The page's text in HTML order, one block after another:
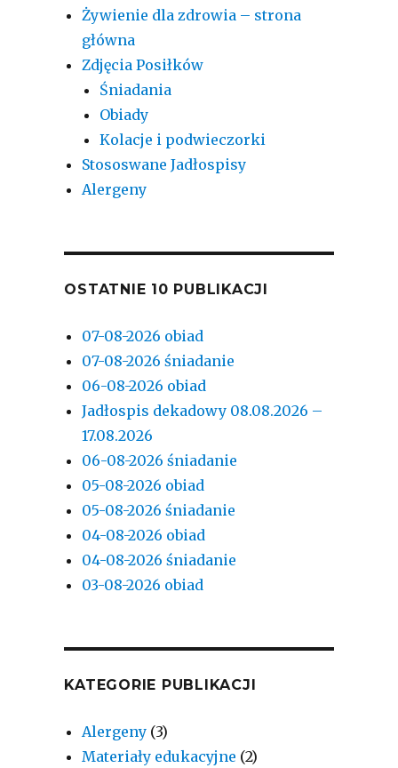
Żywienie dla zdrowia – strona
główna
Zdjęcia Posiłków
Śniadania
Obiady
Kolacje i podwieczorki
Stososwane Jadłospisy
Alergeny
OSTATNIE 10 PUBLIKACJI
07-08-2026 obiad
07-08-2026 śniadanie
06-08-2026 obiad
Jadłospis dekadowy 08.08.2026 –
17.08.2026
06-08-2026 śniadanie
05-08-2026 obiad
05-08-2026 śniadanie
04-08-2026 obiad
04-08-2026 śniadanie
03-08-2026 obiad
KATEGORIE PUBLIKACJI
Alergeny (3)
Materiały edukacyjne (2)